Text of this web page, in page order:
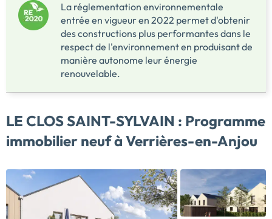
La réglementation environnementale
entrée en vigueur en 2022 permet d'obtenir
des constructions plus performantes dans le
respect de l'environnement en produisant de
manière autonome leur énergie
renouvelable.
LE CLOS SAINT-SYLVAIN : Programme
immobilier neuf à Verrières-en-Anjou